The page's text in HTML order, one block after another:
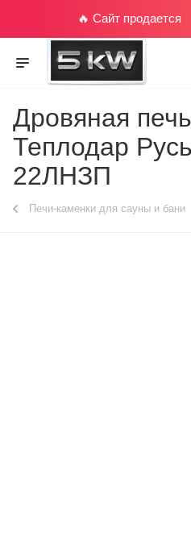
🔥 Сайт продается
Дровяная
Теплодар
22ЛНЗП
Печи-каменки для сауны и бани